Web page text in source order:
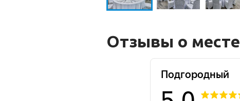
Отзывы о месте